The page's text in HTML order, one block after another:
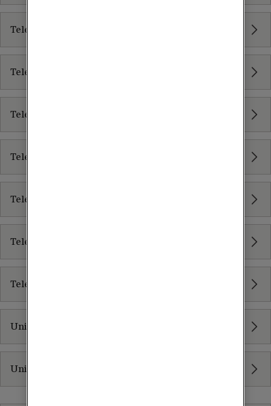
Tele2 Teams Connect
Tele2 Ai-receptionist
Tele2 Växel Ascom
Tele2 Växel för mindre företag
Tele2 Växel för medelstora företag
Tele2 Växel för större företag
Tele2 Växel Mitel
Unified Communication
Unified Endpoint Management